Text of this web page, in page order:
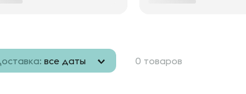
все даты 0 товаров